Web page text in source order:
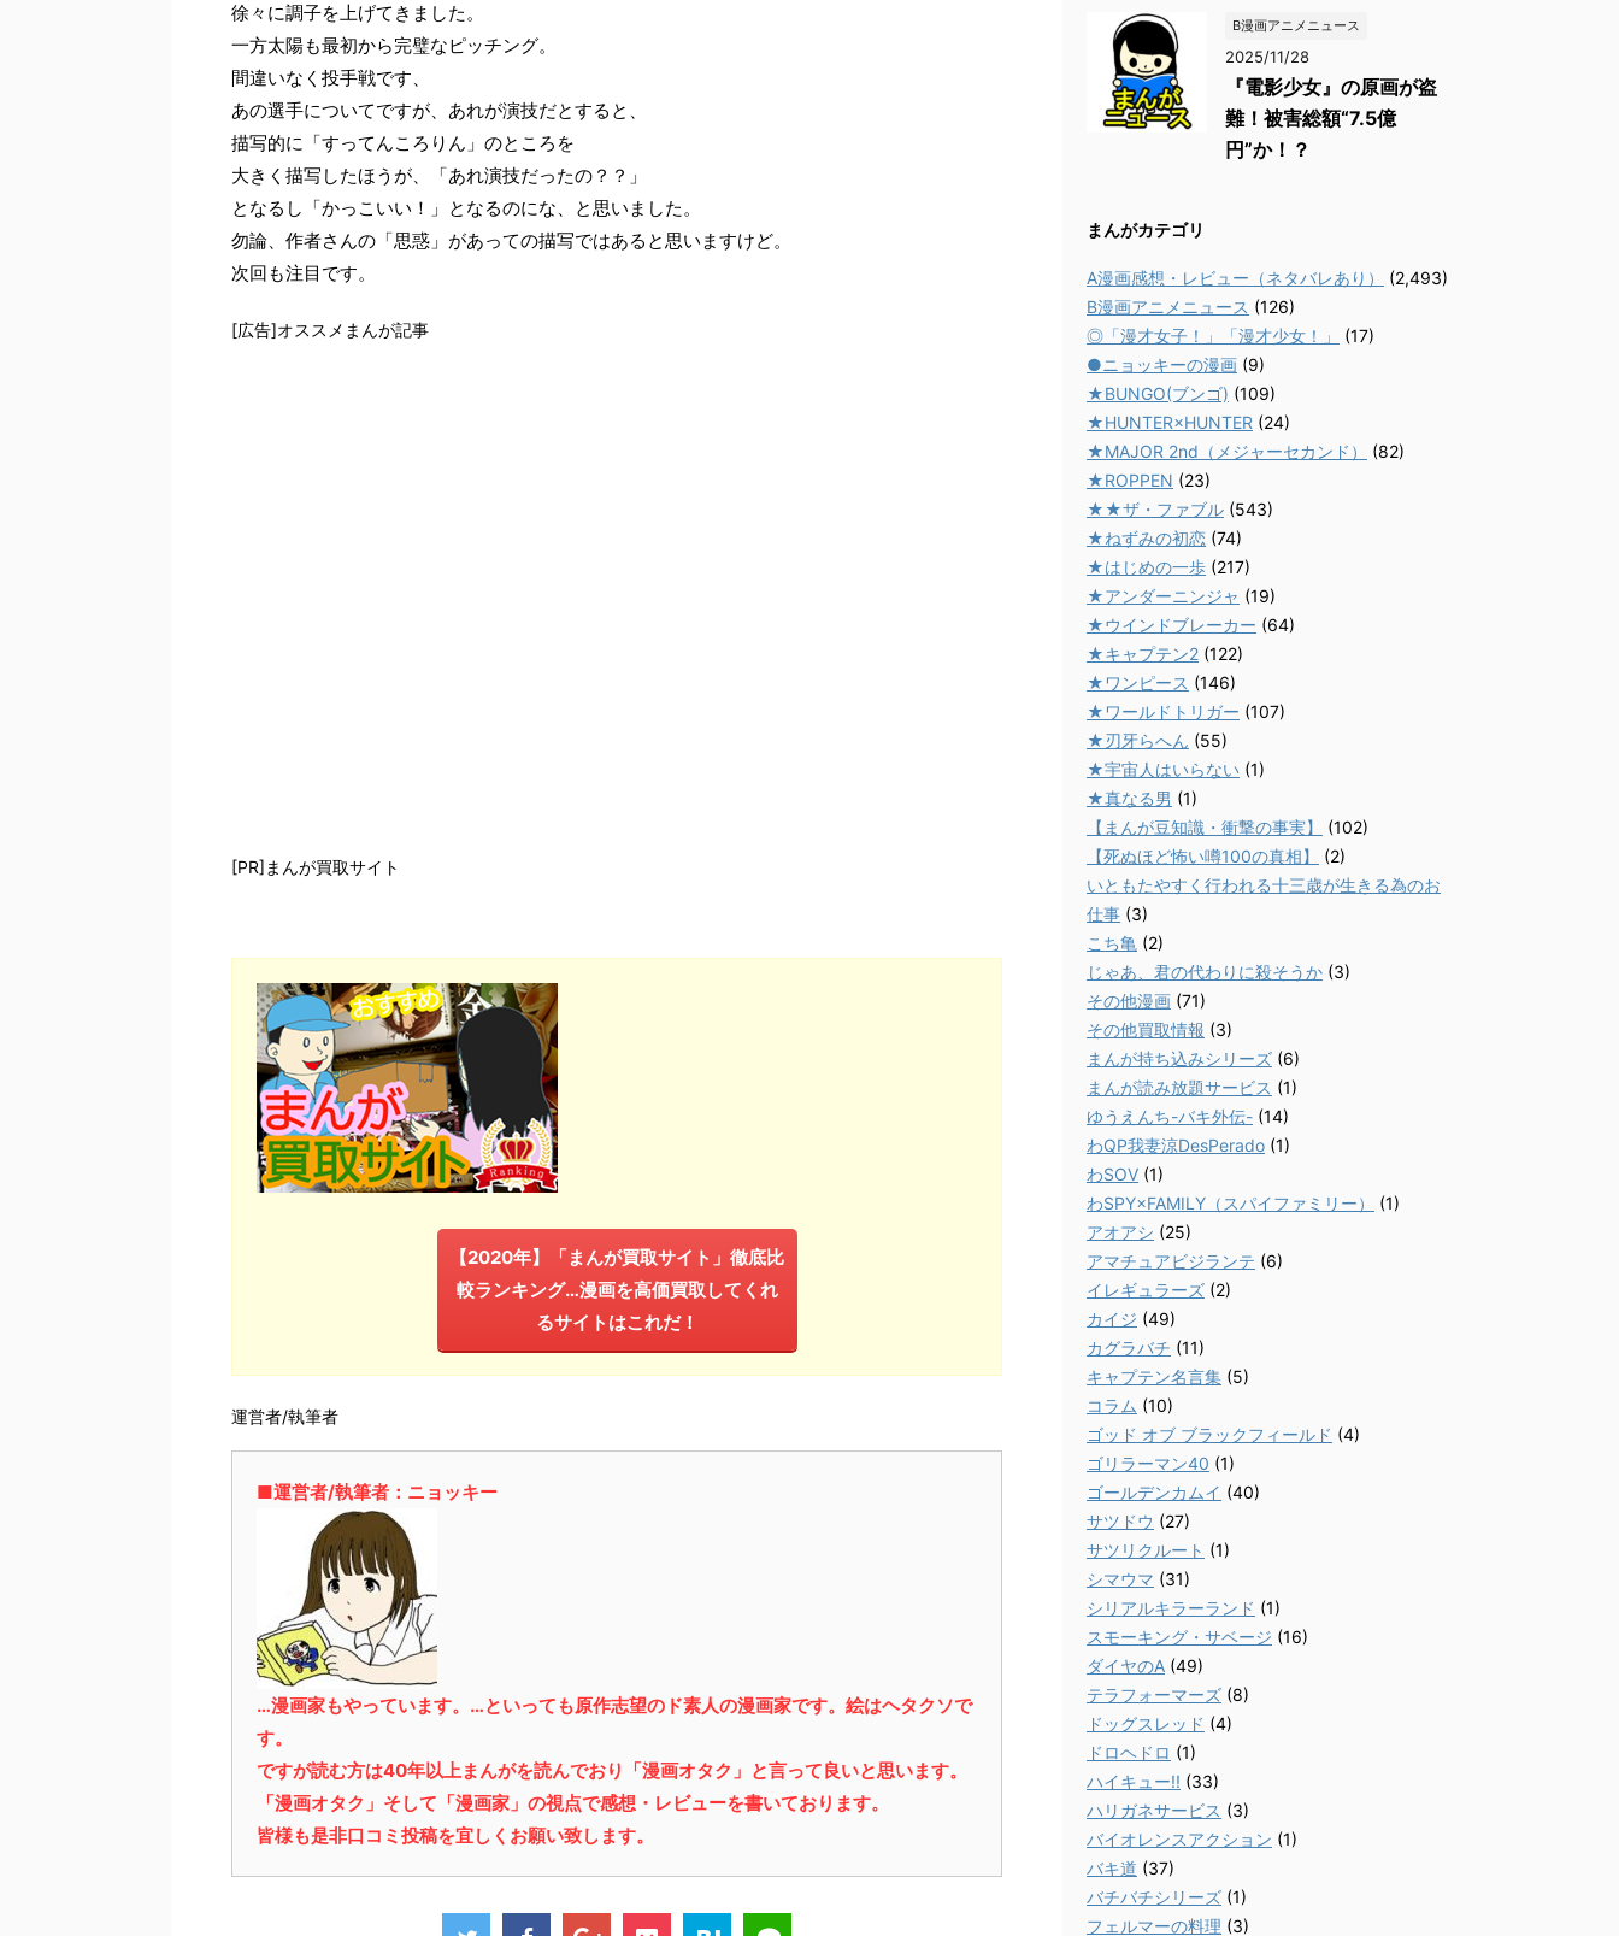
徐々に調子を上げてきました。
一方太陽も最初から完璧なピッチング。
間違いなく投手戦です、
あの選手についてですが、あれが演技だとすると、
描写的に「すってんころりん」のところを
大きく描写したほうが、「あれ演技だったの？？」
となるし「かっこいい！」となるのにな、と思いました。
勿論、作者さんの「思惑」があっての描写ではあると思いますけど。
次回も注目です。
[広告]オススメまんが記事
[PR]まんが買取サイト
【2020年】「まんが買取サイト」徹底比
較ランキング…漫画を高価買取してくれ
るサイトはこれだ！
運営者/執筆者
■運営者/執筆者：ニョッキー
…漫画家もやっています。…といっても原作志望のド素人の漫画家です。絵はヘタクソで
す。
ですが読む方は40年以上まんがを読んでおり「漫画オタク」と言って良いと思います。
「漫画オタク」そして「漫画家」の視点で感想・レビューを書いております。
皆様も是非口コミ投稿を宜しくお願い致します。
B漫画アニメニュース
2025/11/28
『電影少女』の原画が盗
難！被害総額“7.5億
円”か！？
まんがカテゴリ
A漫画感想・レビュー（ネタバレあり）
(2,493)
B漫画アニメニュース (126)
◎「漫才女子！」「漫才少女！」
(17)
●ニョッキーの漫画 (9)
★BUNGO(ブンゴ) (109)
★HUNTER×HUNTER (24)
★MAJOR 2nd（メジャーセカンド）
(82)
★ROPPEN (23)
★★ザ・ファブル (543)
★ねずみの初恋 (74)
★はじめの一歩 (217)
★アンダーニンジャ (19)
★ウインドブレーカー (64)
★キャプテン2 (122)
★ワンピース (146)
★ワールドトリガー (107)
★刃牙らへん (55)
★宇宙人はいらない (1)
★真なる男 (1)
【まんが豆知識・衝撃の事実】
(102)
【死ぬほど怖い噂100の真相】
(2)
いともたやすく行われる十三歳が生きる為のお
仕事 (3)
こち亀 (2)
じゃあ、君の代わりに殺そうか (3)
その他漫画 (71)
その他買取情報 (3)
まんが持ち込みシリーズ (6)
まんが読み放題サービス (1)
ゆうえんち-バキ外伝- (14)
わQP我妻涼DesPerado (1)
わSOV (1)
わSPY×FAMILY（スパイファミリー）
(1)
アオアシ (25)
アマチュアビジランテ (6)
イレギュラーズ (2)
カイジ (49)
カグラバチ (11)
キャプテン名言集 (5)
コラム (10)
ゴッド オブ ブラックフィールド (4)
ゴリラーマン40 (1)
ゴールデンカムイ (40)
サツドウ (27)
サツリクルート (1)
シマウマ (31)
シリアルキラーランド (1)
スモーキング・サベージ (16)
ダイヤのA (49)
テラフォーマーズ (8)
ドッグスレッド (4)
ドロヘドロ (1)
ハイキュー!! (33)
ハリガネサービス (3)
バイオレンスアクション (1)
バキ道 (37)
バチバチシリーズ (1)
フェルマーの料理 (3)